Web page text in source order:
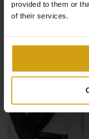
provided to them or
of their services.